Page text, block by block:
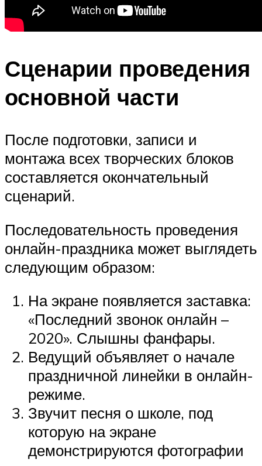
Сценарии проведения
основной части
После подготовки, записи и
монтажа всех творческих блоков
составляется окончательный
сценарий.
Последовательность проведения
онлайн-праздника может выглядеть
следующим образом:
На экране появляется заставка:
«Последний звонок онлайн –
2020». Слышны фанфары.
Ведущий объявляет о начале
праздничной линейки в онлайн-
режиме.
Звучит песня о школе, под
которую на экране
демонстрируются фотографии